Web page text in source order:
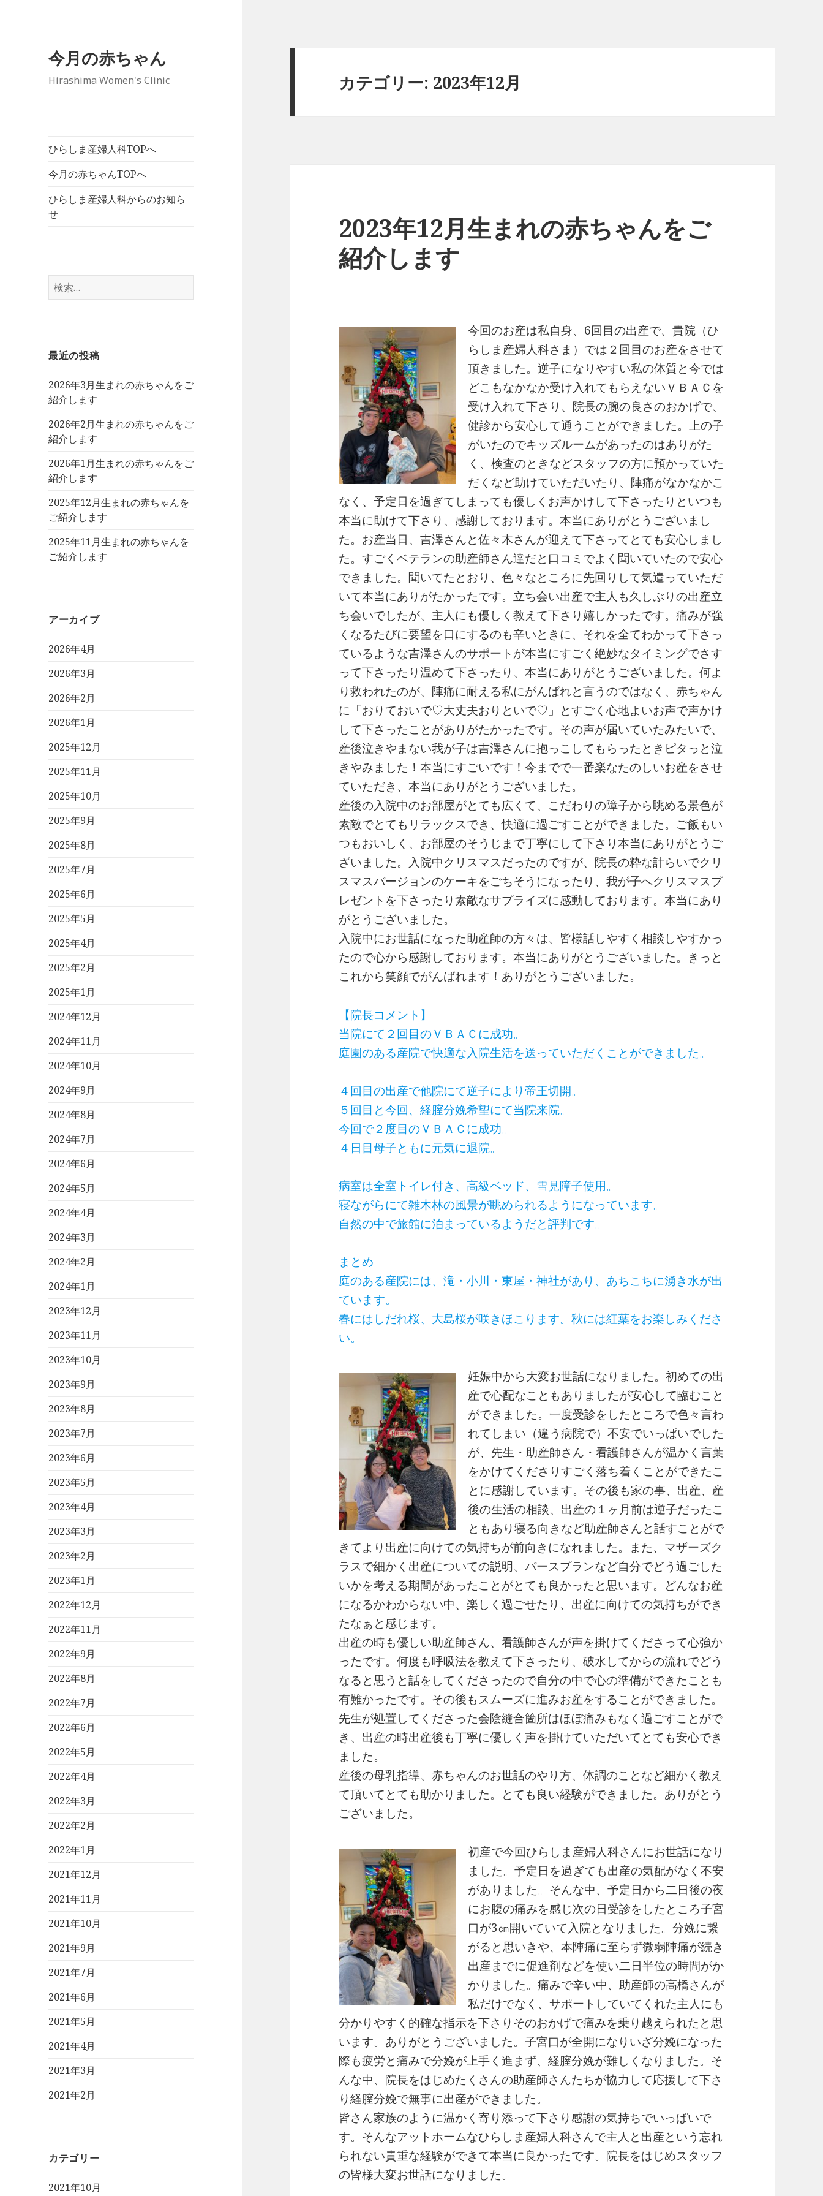
今月の赤ちゃん
Hirashima Women's Clinic
ひらしま産婦人科TOPへ
今月の赤ちゃんTOPへ
ひらしま産婦人科からのお知ら
せ
検
索:
最近の投稿
2026年3月生まれの赤ちゃんをご
紹介します
2026年2月生まれの赤ちゃんをご
紹介します
2026年1月生まれの赤ちゃんをご
紹介します
2025年12月生まれの赤ちゃんを
ご紹介します
2025年11月生まれの赤ちゃんを
ご紹介します
アーカイブ
2026年4月
2026年3月
2026年2月
2026年1月
2025年12月
2025年11月
2025年10月
2025年9月
2025年8月
2025年7月
2025年6月
2025年5月
2025年4月
2025年2月
2025年1月
2024年12月
2024年11月
2024年10月
2024年9月
2024年8月
2024年7月
2024年6月
2024年5月
2024年4月
2024年3月
2024年2月
2024年1月
2023年12月
2023年11月
2023年10月
2023年9月
2023年8月
2023年7月
2023年6月
2023年5月
2023年4月
2023年3月
2023年2月
2023年1月
2022年12月
2022年11月
2022年9月
2022年8月
2022年7月
2022年6月
2022年5月
2022年4月
2022年3月
2022年2月
2022年1月
2021年12月
2021年11月
2021年10月
2021年9月
2021年7月
2021年6月
2021年5月
2021年4月
2021年3月
2021年2月
カテゴリー
2021年10月
カテゴリー: 2023年12月
2023年12月生まれの赤ちゃんをご
紹介します
今回のお産は私自身、6回目の出産で、貴院（ひ
らしま産婦人科さま）では２回目のお産をさせて
頂きました。逆子になりやすい私の体質と今では
どこもなかなか受け入れてもらえないＶＢＡＣを
受け入れて下さり、院長の腕の良さのおかげで、
健診から安心して通うことができました。上の子
がいたのでキッズルームがあったのはありがた
く、検査のときなどスタッフの方に預かっていた
だくなど助けていただいたり、陣痛がなかなかこ
なく、予定日を過ぎてしまっても優しくお声かけして下さったりといつも
本当に助けて下さり、感謝しております。本当にありがとうございまし
た。お産当日、吉澤さんと佐々木さんが迎えて下さってとても安心しまし
た。すごくベテランの助産師さん達だと口コミでよく聞いていたので安心
できました。聞いてたとおり、色々なところに先回りして気遣っていただ
いて本当にありがたかったです。立ち会い出産で主人も久しぶりの出産立
ち会いでしたが、主人にも優しく教えて下さり嬉しかったです。痛みが強
くなるたびに要望を口にするのも辛いときに、それを全てわかって下さっ
ているような吉澤さんのサポートが本当にすごく絶妙なタイミングでさす
って下さったり温めて下さったり、本当にありがとうございました。何よ
り救われたのが、陣痛に耐える私にがんばれと言うのではなく、赤ちゃん
に「おりておいで♡大丈夫おりといで♡」とすごく心地よいお声で声かけ
して下さったことがありがたかったです。その声が届いていたみたいで、
産後泣きやまない我が子は吉澤さんに抱っこしてもらったときピタっと泣
きやみました！本当にすごいです！今までで一番楽なたのしいお産をさせ
ていただき、本当にありがとうございました。
産後の入院中のお部屋がとても広くて、こだわりの障子から眺める景色が
素敵でとてもリラックスでき、快適に過ごすことができました。ご飯もい
つもおいしく、お部屋のそうじまで丁寧にして下さり本当にありがとうご
ざいました。入院中クリスマスだったのですが、院長の粋な計らいでクリ
スマスバージョンのケーキをごちそうになったり、我が子へクリスマスプ
レゼントを下さったり素敵なサプライズに感動しております。本当にあり
がとうございました。
入院中にお世話になった助産師の方々は、皆様話しやすく相談しやすかっ
たので心から感謝しております。本当にありがとうございました。きっと
これから笑顔でがんばれます！ありがとうございました。
【院長コメント】
当院にて２回目のＶＢＡＣに成功。
庭園のある産院で快適な入院生活を送っていただくことができました。
４回目の出産で他院にて逆子により帝王切開。
５回目と今回、経膣分娩希望にて当院来院。
今回で２度目のＶＢＡＣに成功。
４日目母子ともに元気に退院。
病室は全室トイレ付き、高級ベッド、雪見障子使用。
寝ながらにて雑木林の風景が眺められるようになっています。
自然の中で旅館に泊まっているようだと評判です。
まとめ
庭のある産院には、滝・小川・東屋・神社があり、あちこちに湧き水が出
ています。
春にはしだれ桜、大島桜が咲きほこります。秋には紅葉をお楽しみくださ
い。
妊娠中から大変お世話になりました。初めての出
産で心配なこともありましたが安心して臨むこと
ができました。一度受診をしたところで色々言わ
れてしまい（違う病院で）不安でいっぱいでした
が、先生・助産師さん・看護師さんが温かく言葉
をかけてくださりすごく落ち着くことができたこ
とに感謝しています。その後も家の事、出産、産
後の生活の相談、出産の１ヶ月前は逆子だったこ
ともあり寝る向きなど助産師さんと話すことがで
きてより出産に向けての気持ちが前向きになれました。また、マザーズク
ラスで細かく出産についての説明、バースプランなど自分でどう過ごした
いかを考える期間があったことがとても良かったと思います。どんなお産
になるかわからない中、楽しく過ごせたり、出産に向けての気持ちができ
たなぁと感じます。
出産の時も優しい助産師さん、看護師さんが声を掛けてくださって心強か
ったです。何度も呼吸法を教えて下さったり、破水してからの流れでどう
なると思うと話をしてくださったので自分の中で心の準備ができたことも
有難かったです。その後もスムーズに進みお産をすることができました。
先生が処置してくださった会陰縫合箇所はほぼ痛みもなく過ごすことがで
き、出産の時出産後も丁寧に優しく声を掛けていただいてとても安心でき
ました。
産後の母乳指導、赤ちゃんのお世話のやり方、体調のことなど細かく教え
て頂いてとても助かりました。とても良い経験ができました。ありがとう
ございました。
初産で今回ひらしま産婦人科さんにお世話になり
ました。予定日を過ぎても出産の気配がなく不安
がありました。そんな中、予定日から二日後の夜
にお腹の痛みを感じ次の日受診をしたところ子宮
口が3㎝開いていて入院となりました。分娩に繋
がると思いきや、本陣痛に至らず微弱陣痛が続き
出産までに促進剤などを使い二日半位の時間がか
かりました。痛みで辛い中、助産師の高橋さんが
私だけでなく、サポートしていてくれた主人にも
分かりやすく的確な指示を下さりそのおかげで痛みを乗り越えられたと思
います。ありがとうございました。子宮口が全開になりいざ分娩になった
際も疲労と痛みで分娩が上手く進まず、経膣分娩が難しくなりました。そ
んな中、院長をはじめたくさんの助産師さんたちが協力して応援して下さ
り経膣分娩で無事に出産ができました。
皆さん家族のように温かく寄り添って下さり感謝の気持ちでいっぱいで
す。そんなアットホームなひらしま産婦人科さんで主人と出産という忘れ
られない貴重な経験ができて本当に良かったです。院長をはじめスタッフ
の皆様大変お世話になりました。